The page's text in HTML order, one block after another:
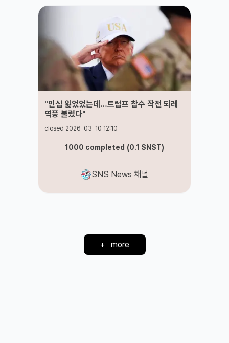
"민심 잃었었는데…트럼프 참수 작전 되레
역풍 불렀다"
closed 2026-03-10 12:10
1000 completed (0.1 SNST)
SNS News 채널
+ more